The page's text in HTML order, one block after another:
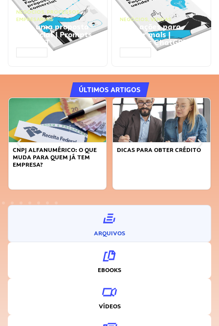
NEGÓCIOS, PROCESSOS
EMPRESARIAIS
Faça uma proposta
comercial | Prompts
ChatGPT
NEGÓCIOS, VENDAS
Faça ações para
vender mais |
Prompts ChatGPT
ÚLTIMOS ARTIGOS
CNPJ ALFANUMÉRICO: O QUE
MUDA PARA QUEM JÁ TEM
EMPRESA?
DICAS PARA OBTER CRÉDITO
ARQUIVOS
EBOOKS
VÍDEOS